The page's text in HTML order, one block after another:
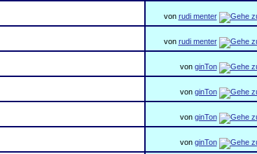
von rudi menter
von rudi menter
von ginTon
von ginTon
von ginTon
von ginTon